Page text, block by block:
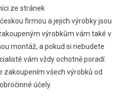
ze stránek
firmou a jejich výrobky jsou
výrobkům vám také v
montáž, a pokud si nebudete
vám vždy ochotně poradí.
zakoupením všech výrobků od
účely.